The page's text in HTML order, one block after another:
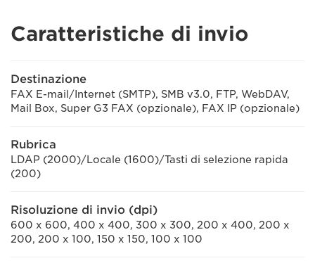
Caratteristiche di invio
Destinazione
FAX E-mail/Internet (SMTP), SMB v3.0, FTP, WebDAV,
Mail Box, Super G3 FAX (opzionale), FAX IP (opzionale)
Rubrica
LDAP (2000)/Locale (1600)/Tasti di selezione rapida
(200)
Risoluzione di invio (dpi)
600 x 600, 400 x 400, 300 x 300, 200 x 400, 200 x
200, 200 x 100, 150 x 150, 100 x 100